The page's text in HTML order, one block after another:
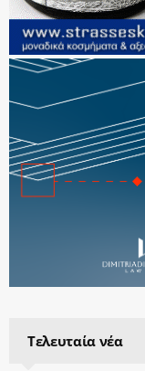
Τελευταία νέα